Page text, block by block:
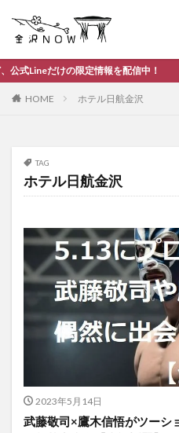
の限定情報を配信中！
HOME ホテル日航金沢
TAG
ホテル日航金沢
2023年5月14日
武藤敬司×鷹木信悟がツーシ